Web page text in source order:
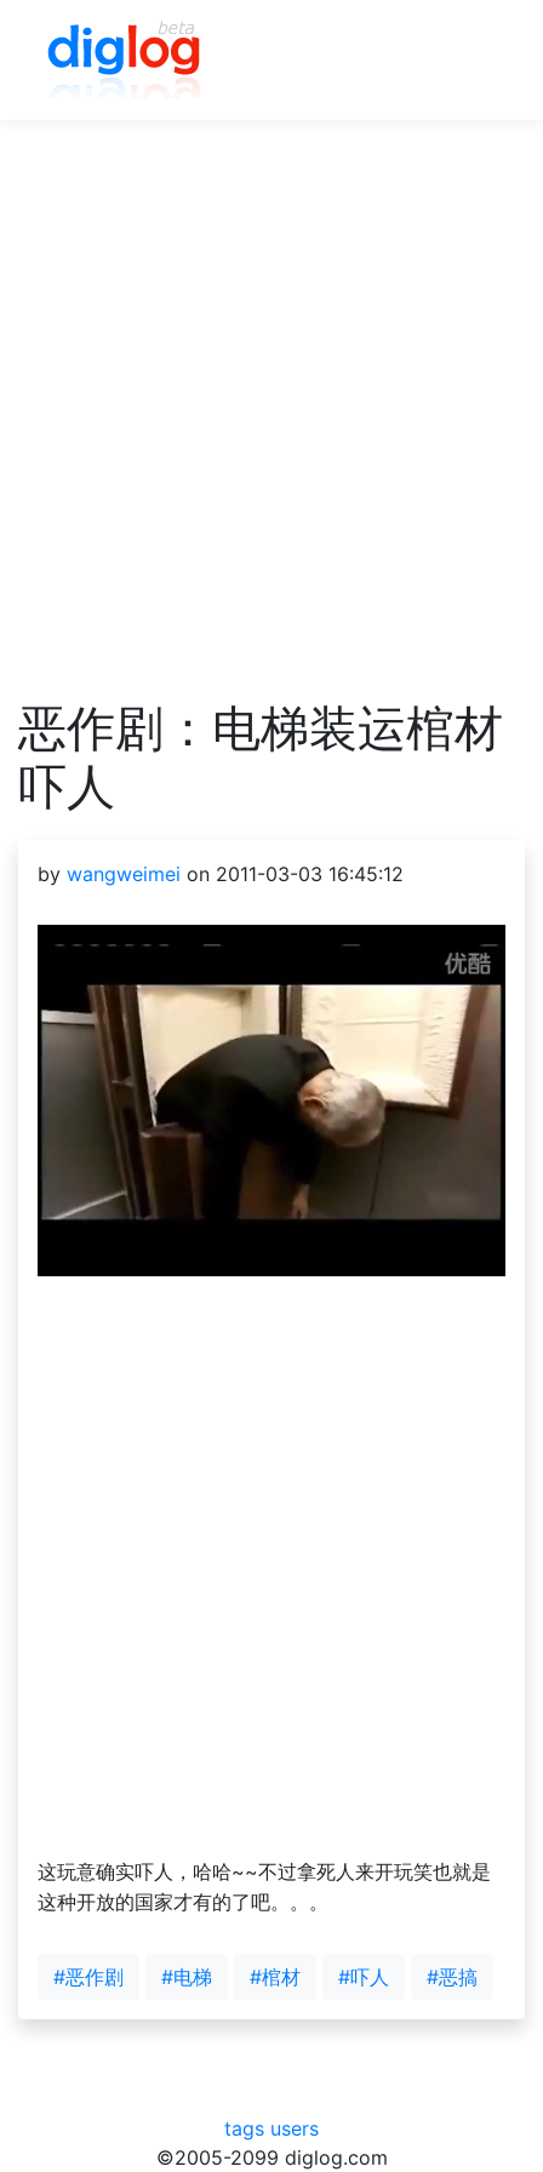
恶作剧：电梯装运棺材
吓人
by wangweimei on 2011-03-03 16:45:12
这玩意确实吓人，哈哈~~不过拿死人来开玩笑也就是
这种开放的国家才有的了吧。。。
#恶作剧 #电梯 #棺材 #吓人 #恶搞
tags users
©2005-2099 diglog.com